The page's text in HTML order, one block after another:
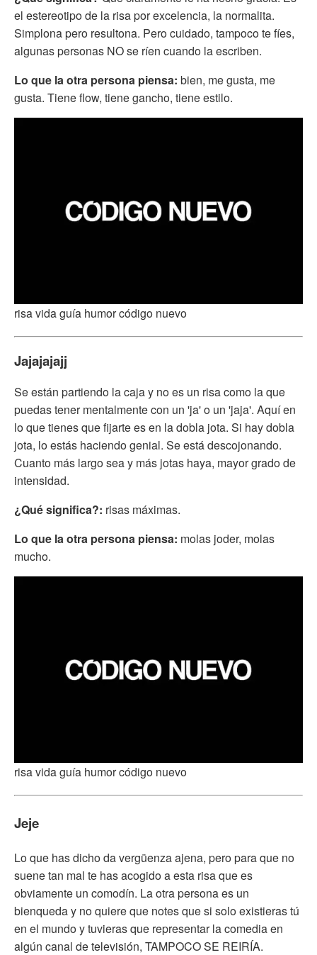
el estereotipo de la risa por excelencia, la normalita.
Simplona pero resultona. Pero cuidado, tampoco te fíes,
algunas personas NO se ríen cuando la escriben.
Lo que la otra persona piensa: bien, me gusta, me
gusta. Tiene flow, tiene gancho, tiene estilo.
risa vida guía humor código nuevo
Jajajajajj
Se están partiendo la caja y no es un risa como la que
puedas tener mentalmente con un 'ja' o un 'jaja'. Aquí en
lo que tienes que fijarte es en la dobla jota. Si hay dobla
jota, lo estás haciendo genial. Se está descojonando.
Cuanto más largo sea y más jotas haya, mayor grado de
intensidad.
¿Qué significa?: risas máximas.
Lo que la otra persona piensa: molas joder, molas
mucho.
risa vida guía humor código nuevo
Jeje
Lo que has dicho da vergüenza ajena, pero para que no
suene tan mal te has acogido a esta risa que es
obviamente un comodín. La otra persona es un
bienqueda y no quiere que notes que si solo existieras tú
en el mundo y tuvieras que representar la comedia en
algún canal de televisión, TAMPOCO SE REIRÍA.